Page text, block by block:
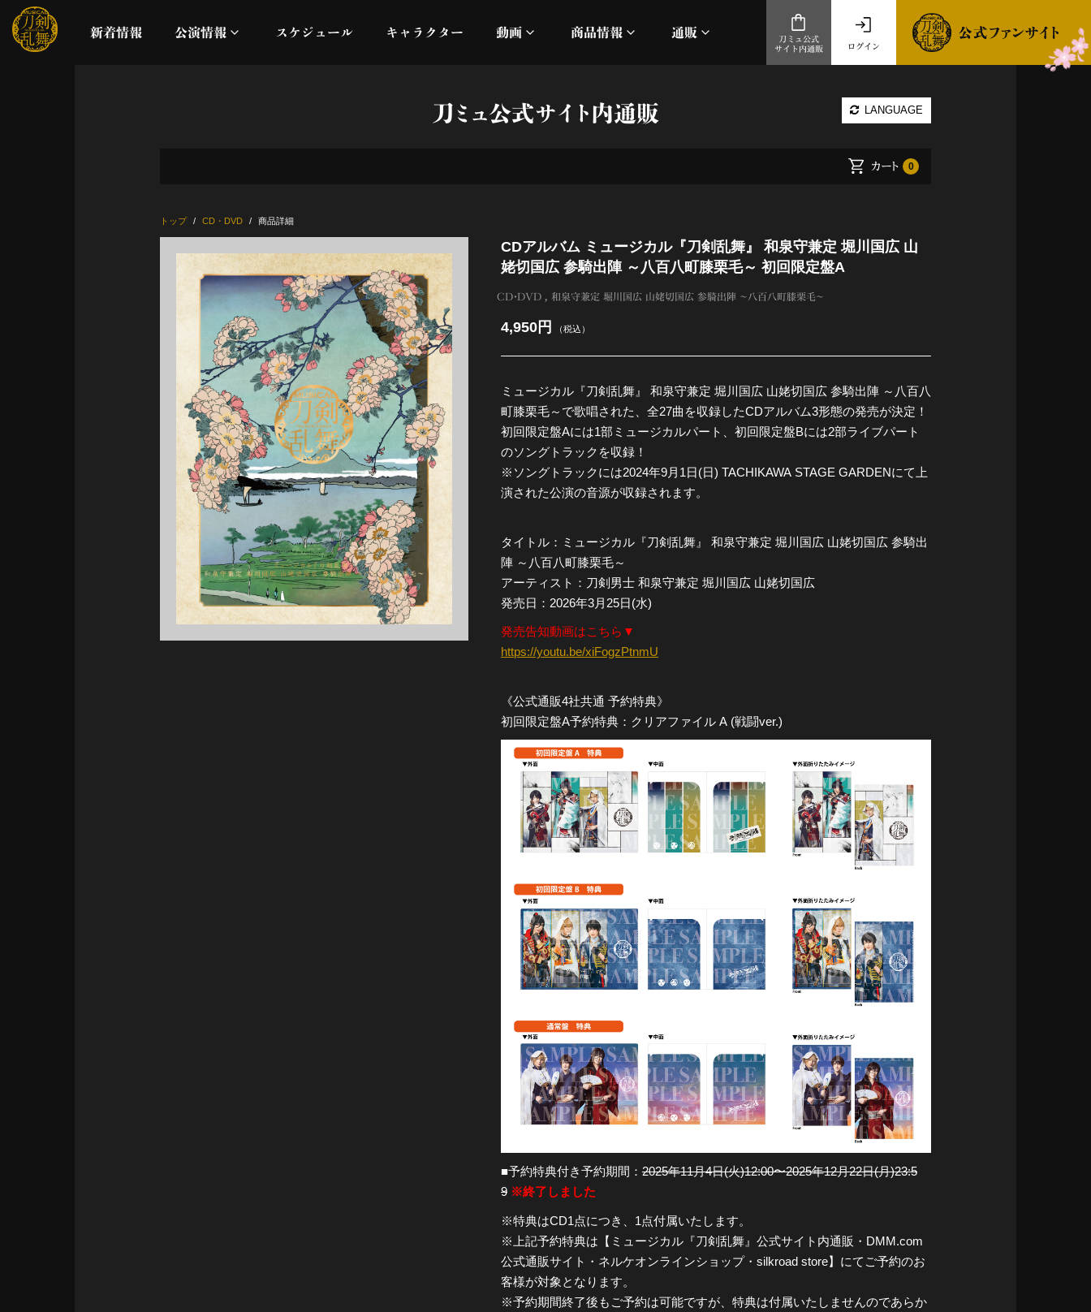
新着情報 公演情報
配信
ライブビューイング
公演に関するお知らせ
スケジュール キャラクター 動画
オフィシャルムービー
商品情報
加州清光 単騎出陣 極
静かなる夜半の寝ざめ
十周年記念 乱舞博覧会
全公演グッズ
ディスコグラフィー
通販
ログイン
刀ミュ公式
サイト内通販
刀ミュ公式サイト内通販 LANGUAGE
カート 0
トップ CD・DVD 商品詳細
CDアルバム ミュージカル『刀剣乱舞』 和泉守兼定 堀川国広 山
姥切国広 参騎出陣 ～八百八町膝栗毛～ 初回限定盤A
CD・DVD 和泉守兼定 堀川国広 山姥切国広 参騎出陣 ～八百八町膝栗毛～
4,950円 （税込）
ミュージカル『刀剣乱舞』 和泉守兼定 堀川国広 山姥切国広 参騎出陣 ～八百八
町膝栗毛～で歌唱された、全27曲を収録したCDアルバム3形態の発売が決定！
初回限定盤Aには1部ミュージカルパート、初回限定盤Bには2部ライブパート
のソングトラックを収録！
※ソングトラックには2024年9月1日(日) TACHIKAWA STAGE GARDENにて上
演された公演の音源が収録されます。
タイトル：ミュージカル『刀剣乱舞』 和泉守兼定 堀川国広 山姥切国広 参騎出
陣 ～八百八町膝栗毛～
アーティスト：刀剣男士 和泉守兼定 堀川国広 山姥切国広
発売日：2026年3月25日(水)
発売告知動画はこちら▼
https://youtu.be/xiFogzPtnmU
《公式通販4社共通 予約特典》
初回限定盤A予約特典：クリアファイル A (戦闘ver.)
■予約特典付き予約期間： 2025年11月4日(火)12:00〜2025年12月22日(月)23:5
9 ※終了しました
※特典はCD1点につき、1点付属いたします。
※上記予約特典は【ミュージカル『刀剣乱舞』公式サイト内通販・DMM.com
公式通販サイト・ネルケオンラインショップ・silkroad store】にてご予約のお
客様が対象となります。
※予約期間終了後もご予約は可能ですが、特典は付属いたしませんのであらか